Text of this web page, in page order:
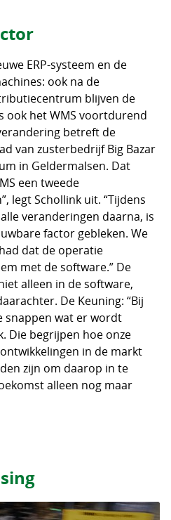
ERP-systeem en de
ook na de
blijven de
ook het WMS voortdurend
betreft de
van zusterbedrijf Big Bazar
in Geldermalsen. Dat
een tweede
legt Schollink uit. “Tijdens
veranderingen daarna, is
factor gebleken. We
dat de operatie
met de software.” De
alleen in de software,
De Keuning: “Bij
snappen wat er wordt
Die begrijpen hoe onze
in de markt
zijn om daarop in te
alleen nog maar